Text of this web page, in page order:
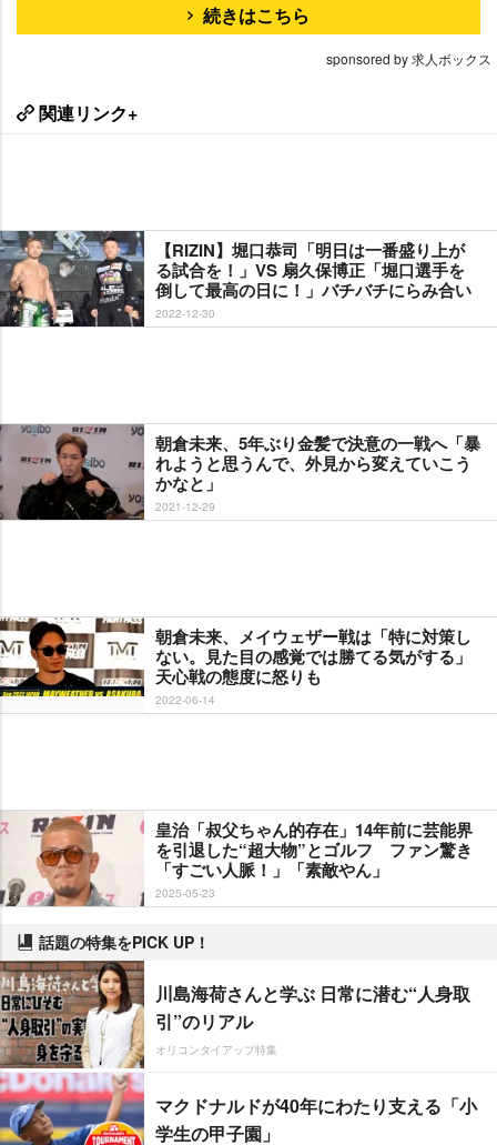
続きはこちら
sponsored by 求人ボックス
関連リンク+
【RIZIN】堀口恭司「明日は一番盛り上が
る試合を！」VS 扇久保博正「堀口選手を
倒して最高の日に！」バチバチにらみ合い
2022-12-30
朝倉未来、5年ぶり金髪で決意の一戦へ「暴
れようと思うんで、外見から変えていこう
かなと」
2021-12-29
朝倉未来、メイウェザー戦は「特に対策し
ない。見た目の感覚では勝てる気がする」
天心戦の態度に怒りも
2022-06-14
皇治「叔父ちゃん的存在」14年前に芸能界
を引退した“超大物”とゴルフ ファン驚き
「すごい人脈！」「素敵やん」
2025-05-23
話題の特集をPICK UP！
川島海荷さんと学ぶ 日常に潜む“人身取
引”のリアル
オリコンタイアップ特集
マクドナルドが40年にわたり支える「小
学生の甲子園」